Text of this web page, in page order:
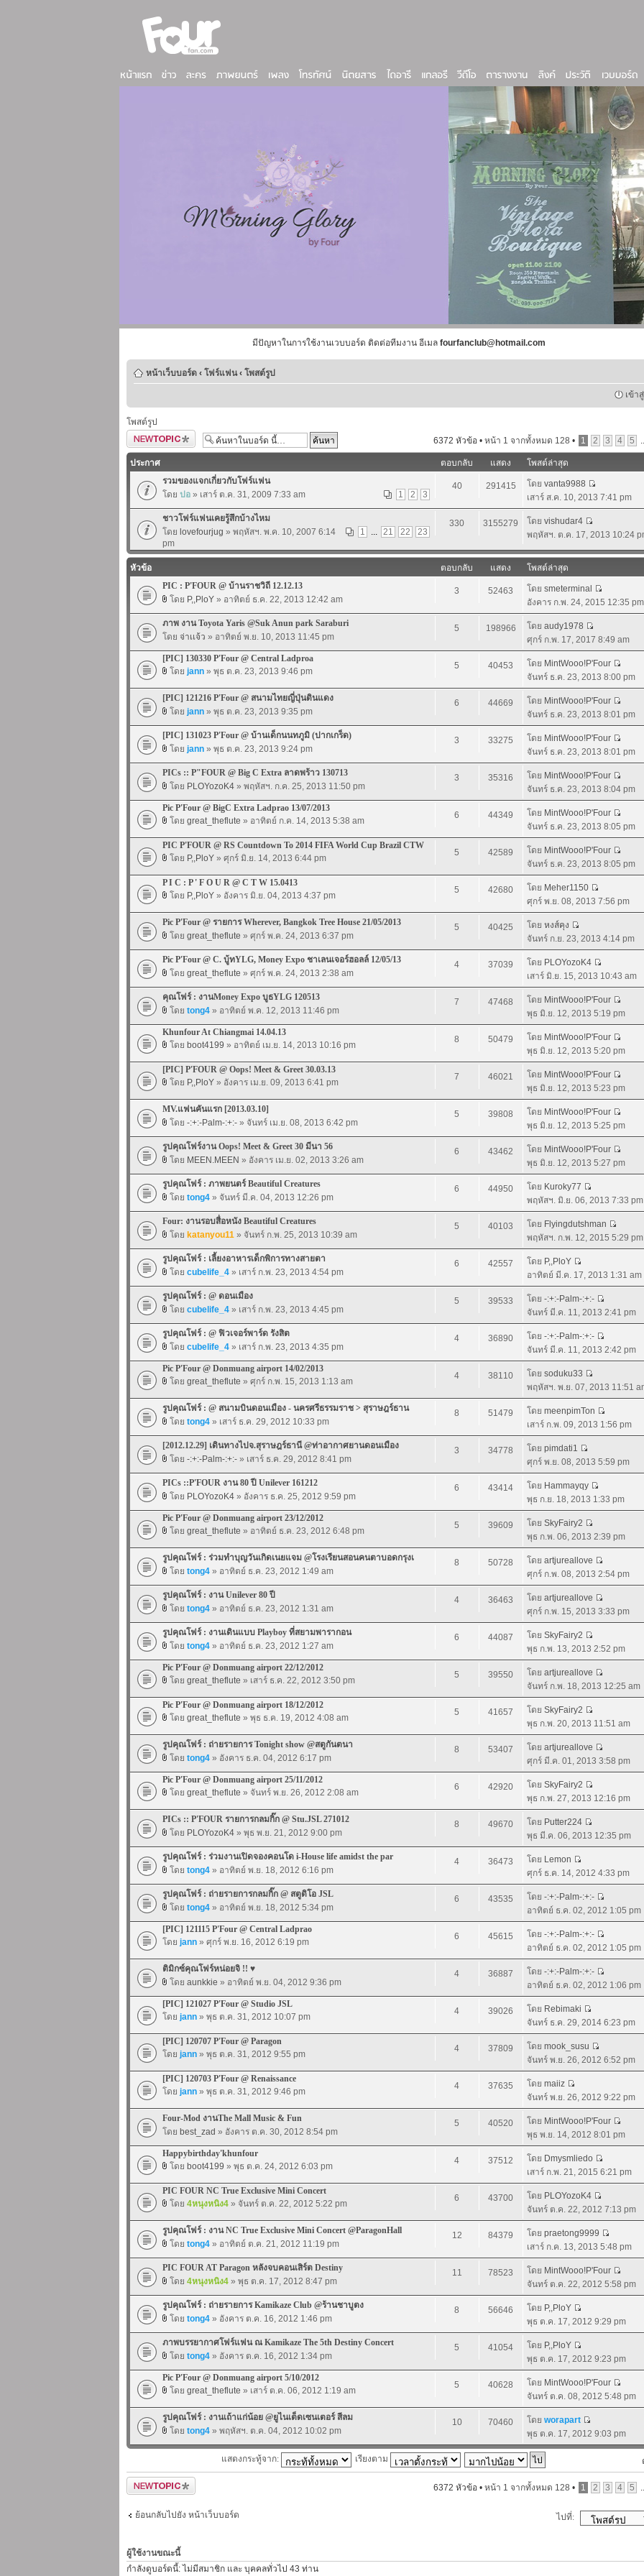
มีปัญหาในการใช้งานเวบบอร์ด ติดต่อทีมงาน อีเมล fourfanclub@hotmail.com
หน้าเว็บบอร์ด ‹ โฟร์แฟน ‹ โพสต์รูป
เข้า
โพสต์รูป
ตั้งกระทู้ใหม่
6372 หัวข้อ • หน้า 1 จากทั้งหมด 128 • 1 2 3 4 5
ประกาศ ตอบกลับ แสดง
โพสต์ล่าสุด
รวมของแจกเกี่ยวกับโฟร์แฟน
1
2 3
โดย ปอ » เสาร์ ต.ค. 31, 2009 7:33 am
40 291415 โดย vanta9988
เสาร์ ส.ค. 10, 2013 7:41 pm
ชาวโฟร์แฟนเคยรู้สึกบ้างไหม
1
... 21 22 23
โดย lovefourjug » พฤหัสฯ. พ.ค. 10, 2007 6:14
pm
330 3155279 โดย vishudar4
พฤหัสฯ. ต.ค. 17, 2013 10:24
หัวข้อ ตอบกลับ แสดง
โพสต์ล่าสุด
PIC : P'FOUR @ บ้านราชวิถี 12.12.13
โดย P,,PloY » อาทิตย์ ธ.ค. 22, 2013 12:42 am
3 52463 โดย smeterminal
อังคาร ก.พ. 24, 2015 12:35 pm
ภาพ งาน Toyota Yaris @Suk Anun park Saraburi
โดย จ่าเเจ้ว » อาทิตย์ พ.ย. 10, 2013 11:45 pm
5 198966 โดย audy1978
ศุกร์ ก.พ. 17, 2017 8:49 am
[PIC] 130330 P'Four @ Central Ladproa
โดย jann » พุธ ต.ค. 23, 2013 9:46 pm
5 40453 โดย MintWooo!P'Four
จันทร์ ธ.ค. 23, 2013 8:00 pm
[PIC] 121216 P'Four @ สนามไทยญี่ปุ่นดินแดง
โดย jann » พุธ ต.ค. 23, 2013 9:35 pm
6 44669 โดย MintWooo!P'Four
จันทร์ ธ.ค. 23, 2013 8:01 pm
[PIC] 131023 P'Four @ บ้านเด็กนนทภูมิ (ปากเกร็ด)
โดย jann » พุธ ต.ค. 23, 2013 9:24 pm
3 33275 โดย MintWooo!P'Four
จันทร์ ธ.ค. 23, 2013 8:01 pm
PICs :: P"FOUR @ Big C Extra ลาดพร้าว 130713
โดย PLOYozoK4 » พฤหัสฯ. ก.ค. 25, 2013 11:50 pm
3 35316 โดย MintWooo!P'Four
จันทร์ ธ.ค. 23, 2013 8:04 pm
Pic P'Four @ BigC Extra Ladprao 13/07/2013
โดย great_theflute » อาทิตย์ ก.ค. 14, 2013 5:38 am
6 44349 โดย MintWooo!P'Four
จันทร์ ธ.ค. 23, 2013 8:05 pm
PIC P'FOUR @ RS Countdown To 2014 FIFA World Cup Brazil CTW
โดย P,,PloY » ศุกร์ มิ.ย. 14, 2013 6:44 pm
5 42589 โดย MintWooo!P'Four
จันทร์ ธ.ค. 23, 2013 8:05 pm
P I C : P ' F O U R @ C T W 15.0413
โดย P,,PloY » อังคาร มิ.ย. 04, 2013 4:37 pm
5 42680 โดย Meher1150
ศุกร์ พ.ย. 08, 2013 7:56 pm
Pic P'Four @ รายการ Wherever, Bangkok Tree House 21/05/2013
โดย great_theflute » ศุกร์ พ.ค. 24, 2013 6:37 pm
5 40425 โดย หงส์คุง
จันทร์ ก.ย. 23, 2013 4:14 pm
Pic P'Four @ C. บู้ทYLG, Money Expo ชาเลนเจอร์ฮอลล์ 12/05/13
โดย great_theflute » ศุกร์ พ.ค. 24, 2013 2:38 am
4 37039 โดย PLOYozoK4
เสาร์ มิ.ย. 15, 2013 10:43 am
คุณโฟร์ : งานMoney Expo บูธYLG 120513
โดย tong4 » อาทิตย์ พ.ค. 12, 2013 11:46 pm
7 47468 โดย MintWooo!P'Four
พุธ มิ.ย. 12, 2013 5:19 pm
Khunfour At Chiangmai 14.04.13
โดย boot4199 » อาทิตย์ เม.ย. 14, 2013 10:16 pm
8 50479 โดย MintWooo!P'Four
พุธ มิ.ย. 12, 2013 5:20 pm
[PIC] P'FOUR @ Oops! Meet & Greet 30.03.13
โดย P,,PloY » อังคาร เม.ย. 09, 2013 6:41 pm
7 46021 โดย MintWooo!P'Four
พุธ มิ.ย. 12, 2013 5:23 pm
MV.แฟนคันแรก [2013.03.10]
โดย -:+:-Palm-:+:- » จันทร์ เม.ย. 08, 2013 6:42 pm
5 39808 โดย MintWooo!P'Four
พุธ มิ.ย. 12, 2013 5:25 pm
รูปคุณโฟร์งาน Oops! Meet & Greet 30 มีนา 56
โดย MEEN.MEEN » อังคาร เม.ย. 02, 2013 3:26 am
6 43462 โดย MintWooo!P'Four
พุธ มิ.ย. 12, 2013 5:27 pm
รูปคุณโฟร์ : ภาพยนตร์ Beautiful Creatures
โดย tong4 » จันทร์ มี.ค. 04, 2013 12:26 pm
6 44950 โดย Kuroky77
พฤหัสฯ. มิ.ย. 06, 2013 7:33 pm
Four: งานรอบสื่อหนัง Beautiful Creatures
โดย katanyou11 » จันทร์ ก.พ. 25, 2013 10:39 am
5 40103 โดย Flyingdutshman
พฤหัสฯ. ก.พ. 12, 2015 5:29 pm
รูปคุณโฟร์ : เลี้ยงอาหารเด็กพิการทางสายตา
โดย cubelife_4 » เสาร์ ก.พ. 23, 2013 4:54 pm
6 42557 โดย P,,PloY
อาทิตย์ มี.ค. 17, 2013 1:31 am
รูปคุณโฟร์ : @ ดอนเมือง
โดย cubelife_4 » เสาร์ ก.พ. 23, 2013 4:45 pm
5 39533 โดย -:+:-Palm-:+:-
จันทร์ มี.ค. 11, 2013 2:41 pm
รูปคุณโฟร์ : @ ฟิวเจอร์พาร์ด รังสิต
โดย cubelife_4 » เสาร์ ก.พ. 23, 2013 4:35 pm
4 36890 โดย -:+:-Palm-:+:-
จันทร์ มี.ค. 11, 2013 2:42 pm
Pic P'Four @ Donmuang airport 14/02/2013
โดย great_theflute » ศุกร์ ก.พ. 15, 2013 1:13 am
4 38110 โดย soduku33
พฤหัสฯ. พ.ย. 07, 2013 11:51
รูปคุณโฟร์ : @ สนามบินดอนเมือง - นครศรีธรรมราช > สุราษฎร์ธาน
โดย tong4 » เสาร์ ธ.ค. 29, 2012 10:33 pm
8 51479 โดย meenpimTon
เสาร์ ก.พ. 09, 2013 1:56 pm
[2012.12.29] เดินทางไปจ.สุราษฎร์ธานี @ท่าอากาศยานดอนเมือง
โดย -:+:-Palm-:+:- » เสาร์ ธ.ค. 29, 2012 8:41 pm
3 34778 โดย pimdati1
ศุกร์ พ.ย. 08, 2013 5:59 pm
PICs ::P'FOUR งาน 80 ปี Unilever 161212
โดย PLOYozoK4 » อังคาร ธ.ค. 25, 2012 9:59 pm
6 43414 โดย Hammayqy
พุธ ก.ย. 18, 2013 1:33 pm
Pic P'Four @ Donmuang airport 23/12/2012
โดย great_theflute » อาทิตย์ ธ.ค. 23, 2012 6:48 pm
5 39609 โดย SkyFairy2
พุธ ก.พ. 06, 2013 2:39 pm
รูปคุณโฟร์ : ร่วมทำบุญวันเกิดเนยแจม @โรงเรียนสอนคนตาบอดกรุงเ
โดย tong4 » อาทิตย์ ธ.ค. 23, 2012 1:49 am
8 50728 โดย artjureallove
ศุกร์ ก.พ. 08, 2013 2:54 pm
รูปคุณโฟร์ : งาน Unilever 80 ปี
โดย tong4 » อาทิตย์ ธ.ค. 23, 2012 1:31 am
4 36463 โดย artjureallove
ศุกร์ ก.พ. 15, 2013 3:33 pm
รูปคุณโฟร์ : งานเดินแบบ Playboy ที่สยามพารากอน
โดย tong4 » อาทิตย์ ธ.ค. 23, 2012 1:27 am
6 44087 โดย SkyFairy2
พุธ ก.พ. 13, 2013 2:52 pm
Pic P'Four @ Donmuang airport 22/12/2012
โดย great_theflute » เสาร์ ธ.ค. 22, 2012 3:50 pm
5 39550 โดย artjureallove
จันทร์ ก.พ. 18, 2013 12:25 am
Pic P'Four @ Donmuang airport 18/12/2012
โดย great_theflute » พุธ ธ.ค. 19, 2012 4:08 am
5 41657 โดย SkyFairy2
พุธ ก.พ. 20, 2013 11:51 am
รูปคุณโฟร์ : ถ่ายรายการ Tonight show @สตูกันตนา
โดย tong4 » อังคาร ธ.ค. 04, 2012 6:17 pm
8 53407 โดย artjureallove
ศุกร์ มี.ค. 01, 2013 3:58 pm
Pic P'Four @ Donmuang airport 25/11/2012
โดย great_theflute » จันทร์ พ.ย. 26, 2012 2:08 am
6 42920 โดย SkyFairy2
พุธ ก.พ. 27, 2013 12:16 pm
PICs :: P'FOUR รายการกลมกิ๊ก @ Stu.JSL 271012
โดย PLOYozoK4 » พุธ พ.ย. 21, 2012 9:00 pm
8 49670 โดย Putter224
พุธ มี.ค. 06, 2013 12:35 pm
รูปคุณโฟร์ : ร่วมงานเปิดจองคอนโด i-House life amidst the par
โดย tong4 » อาทิตย์ พ.ย. 18, 2012 6:16 pm
4 36473 โดย Lemon
ศุกร์ ธ.ค. 14, 2012 4:33 pm
รูปคุณโฟร์ : ถ่ายรายการกลมกิ๊ก @ สตูดิโอ JSL
โดย tong4 » อาทิตย์ พ.ย. 18, 2012 5:34 pm
6 43535 โดย -:+:-Palm-:+:-
อาทิตย์ ธ.ค. 02, 2012 1:05 pm
[PIC] 121115 P'Four @ Central Ladprao
โดย jann » ศุกร์ พ.ย. 16, 2012 6:19 pm
6 45615 โดย -:+:-Palm-:+:-
อาทิตย์ ธ.ค. 02, 2012 1:05 pm
ติมิกซ์คุณโฟร์หน่อยจิ !! ♥
โดย aunkkie » อาทิตย์ พ.ย. 04, 2012 9:36 pm
4 36887 โดย -:+:-Palm-:+:-
อาทิตย์ ธ.ค. 02, 2012 1:06 pm
[PIC] 121027 P'Four @ Studio JSL
โดย jann » พุธ ต.ค. 31, 2012 10:07 pm
4 39026 โดย Rebimaki
จันทร์ ธ.ค. 29, 2014 6:23 pm
[PIC] 120707 P'Four @ Paragon
โดย jann » พุธ ต.ค. 31, 2012 9:55 pm
4 37809 โดย mook_susu
จันทร์ พ.ย. 26, 2012 6:52 pm
[PIC] 120703 P'Four @ Renaissance
โดย jann » พุธ ต.ค. 31, 2012 9:46 pm
4 37635 โดย maiiz
จันทร์ พ.ย. 26, 2012 9:22 pm
Four-Mod งานThe Mall Music & Fun
โดย best_zad » อังคาร ต.ค. 30, 2012 8:54 pm
5 40520 โดย MintWooo!P'Four
พุธ พ.ย. 14, 2012 8:01 pm
Happybirthday'khunfour
โดย boot4199 » พุธ ต.ค. 24, 2012 6:03 pm
4 37512 โดย Dmysmliedo
เสาร์ ก.พ. 21, 2015 6:21 pm
PIC FOUR NC True Exclusive Mini Concert
โดย 4หนุงหนิง4 » จันทร์ ต.ค. 22, 2012 5:22 pm
6 43700 โดย PLOYozoK4
จันทร์ ต.ค. 22, 2012 7:13 pm
รูปคุณโฟร์ : งาน NC True Exclusive Mini Concert @ParagonHall
โดย tong4 » อาทิตย์ ต.ค. 21, 2012 11:19 pm
12 84379 โดย praetong9999
เสาร์ ก.ค. 13, 2013 5:48 pm
PIC FOUR AT Paragon หลังจบคอนเสิร์ต Destiny
โดย 4หนุงหนิง4 » พุธ ต.ค. 17, 2012 8:47 pm
11 78523 โดย MintWooo!P'Four
จันทร์ ต.ค. 22, 2012 5:58 pm
รูปคุณโฟร์ : ถ่ายรายการ Kamikaze Club @ร้านชาบูตง
โดย tong4 » อังคาร ต.ค. 16, 2012 1:46 pm
8 56646 โดย P,,PloY
พุธ ต.ค. 17, 2012 9:29 pm
ภาพบรรยากาศโฟร์แฟน ณ Kamikaze The 5th Destiny Concert
โดย tong4 » อังคาร ต.ค. 16, 2012 1:34 pm
5 41054 โดย P,,PloY
พุธ ต.ค. 17, 2012 9:23 pm
Pic P'Four @ Donmuang airport 5/10/2012
โดย great_theflute » เสาร์ ต.ค. 06, 2012 1:19 am
5 40628 โดย MintWooo!P'Four
จันทร์ ต.ค. 08, 2012 5:48 pm
รูปคุณโฟร์ : งานเถ้าแก่น้อย @ยูไนเต็ดเซนเตอร์ สีลม
โดย tong4 » พฤหัสฯ. ต.ค. 04, 2012 10:02 pm
10 70460 โดย worapart
พุธ ต.ค. 17, 2012 9:03 pm
แสดงกระทู้จาก: เรียงตาม
ตั้งกระทู้ใหม่ 6372 หัวข้อ • หน้า 1 จากทั้งหมด 128 • 1 2 3 4 5
ย้อนกลับไปยัง หน้าเว็บบอร์ด ไปที่:
ผู้ใช้งานขณะนี้
กำลังดูบอร์ดนี้: ไม่มีสมาชิก และ บุคคลทั่วไป 43 ท่าน